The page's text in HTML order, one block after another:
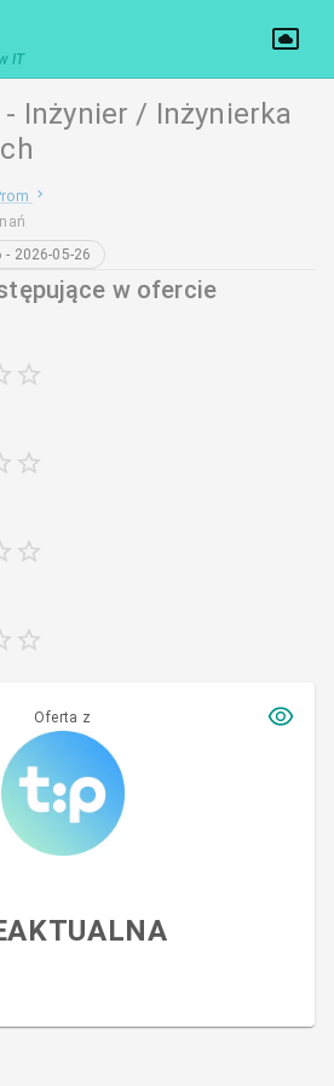
IT
Inżynier / Inżynierka
- 2026-05-26
w ofercie
Oferta z